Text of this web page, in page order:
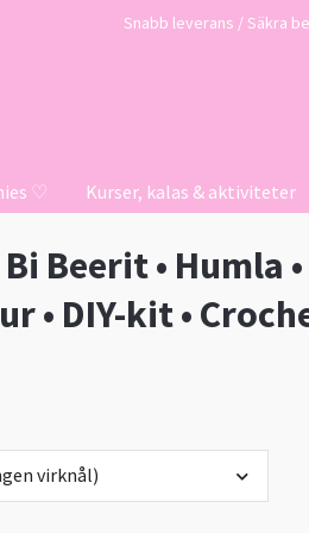
Snabb leverans / Säkra
♡ Kurser, kalas & aktiviteter
Beerit • Humla
• DIY-kit •
virknål)